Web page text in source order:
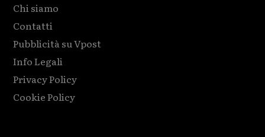
Chi siamo
Contatti
Pubblicità su Vpost
Info Legali
Privacy Policy
Cookie Policy